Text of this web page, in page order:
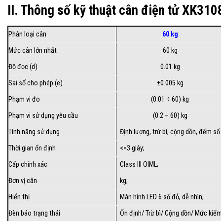
II. Thông số kỹ thuật cân điện tử
Phân loại cân
60 kg
Mức cân lớn nhất
60 kg
Độ đọc (d)
0.01 kg
Sai số cho phép (e)
±0.005 kg
Phạm vi đo
(0.01 ÷ 60) kg
Phạm vi sử dụng yêu cầu
(0.2 ÷ 60) kg
Tính năng sử dụng
Định lượng, trừ bì, cộng dồn, đếm
Thời gian ổn định
<=3 giây;
Cấp chính xác
Class III OIML;
Đơn vị cân
kg;
Hiển thị
Màn hình LED 6 số đỏ, dễ nhìn;
Đèn báo trạng thái
Ổn định/ Trừ bì/ Cộng dồn/ Mức